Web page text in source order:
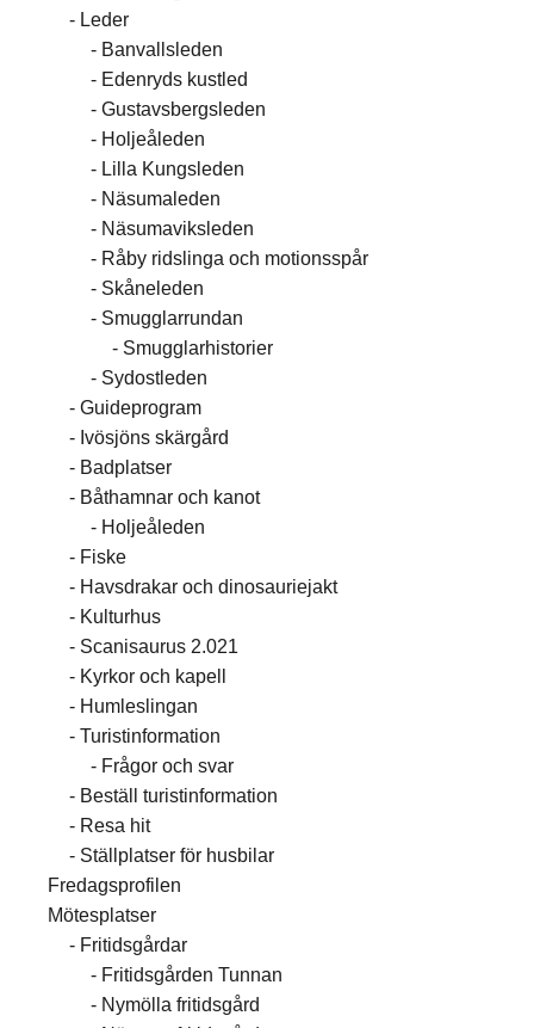
Leder
Banvallsleden
Edenryds kustled
Gustavsbergsleden
Holjeåleden
Lilla Kungsleden
Näsumaleden
Näsumaviksleden
Råby ridslinga och motionsspår
Skåneleden
Smugglarrundan
Smugglarhistorier
Sydostleden
Guideprogram
Ivösjöns skärgård
Badplatser
Båthamnar och kanot
Holjeåleden
Fiske
Havsdrakar och dinosauriejakt
Kulturhus
Scanisaurus 2.021
Kyrkor och kapell
Humleslingan
Turistinformation
Frågor och svar
Beställ turistinformation
Resa hit
Ställplatser för husbilar
Fredagsprofilen
Mötesplatser
Fritidsgårdar
Fritidsgården Tunnan
Nymölla fritidsgård